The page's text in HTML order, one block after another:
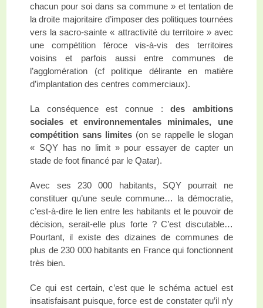
chacun pour soi dans sa commune » et tentation de
la droite majoritaire d’imposer des politiques tournées
vers la sacro-sainte « attractivité du territoire » avec
une compétition féroce vis-à-vis des territoires
voisins et parfois aussi entre communes de
l’agglomération (cf politique délirante en matière
d’implantation des centres commerciaux).
La conséquence est connue :des ambitions
sociales et environnementales minimales, une
compétition sans limites (on se rappelle le slogan
« SQY has no limit » pour essayer de capter un
stade de foot financé par le Qatar).
Avec ses 230 000 habitants, SQY pourrait ne
constituer qu’une seule commune… la démocratie,
c’est-à-dire le lien entre les habitants et le pouvoir de
décision, serait-elle plus forte ? C’est discutable…
Pourtant, il existe des dizaines de communes de
plus de 230 000 habitants en France qui fonctionnent
très bien.
Ce qui est certain, c’est que le schéma actuel est
insatisfaisant puisque, force est de constater qu’il n’y